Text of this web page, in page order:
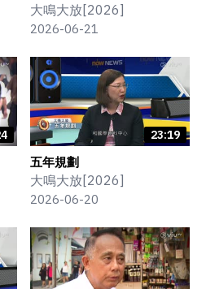
北都發展; 北都融資
大鳴大放[2026]
2026-06-21
23:19
五年規劃
大鳴大放[2026]
2026-06-20